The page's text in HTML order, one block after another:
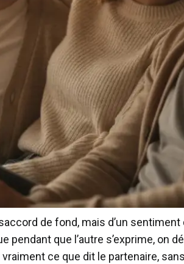
de fond, mais d’un
que l’autre s’exprime, on
ce que dit le partenaire,